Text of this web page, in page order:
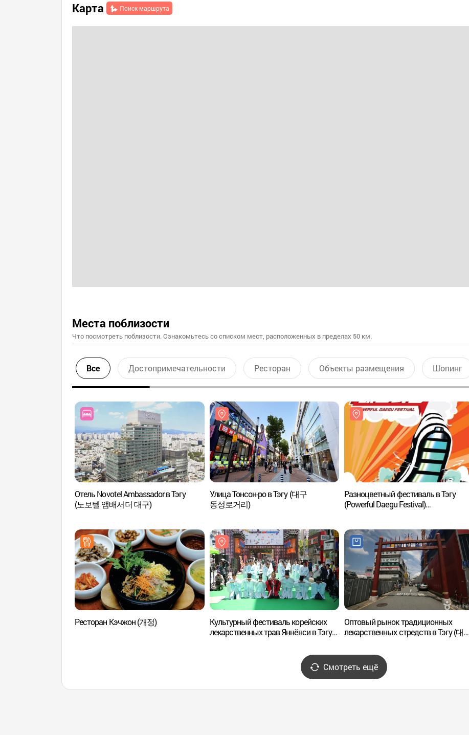
Карта Поиск маршрута
Места поблизости
Что посмотреть поблизости. Ознакомьтесь со списком мест, расположенных в пределах 50 км.
Все Достопримечательности Ресторан Объекты размещения Шопинг
Отель Novotel Ambassador в Тэгу
(노보텔 앰배서더 대구)
Улица Тонсон-ро в Тэгу (대구
동성로거리)
Разноцветный фестиваль в Тэгу
(Powerful Daegu Festival)
Ресторан Кэчжон (개정)
Культурный фестиваль корейских
лекарственных трав Яннёнси в Тэгу
Оптовый рынок традиционных
лекарственных стредств в Тэгу (대구
Смотреть ещё